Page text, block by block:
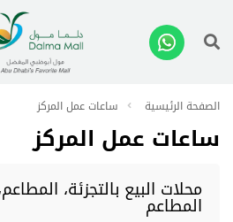
الصفحة الرئيسية ساعات عمل المركز
ساعات عمل المركز
محلات البيع بالتجزئة،
المطاعم